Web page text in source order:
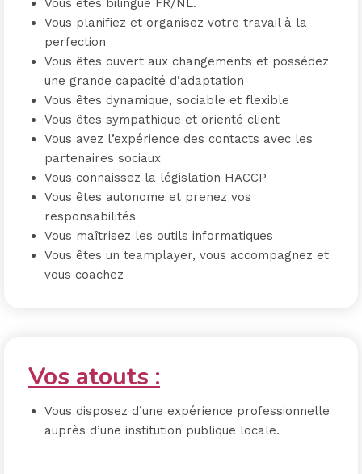
Vous êtes bilingue FR/NL.
Vous planifiez et organisez votre travail à la
perfection
Vous êtes ouvert aux changements et possédez
une grande capacité d’adaptation
Vous êtes dynamique, sociable et flexible
Vous êtes sympathique et orienté client
Vous avez l’expérience des contacts avec les
partenaires sociaux
Vous connaissez la législation HACCP
Vous êtes autonome et prenez vos
responsabilités
Vous maîtrisez les outils informatiques
Vous êtes un teamplayer, vous accompagnez et
vous coachez
Vos atouts :
Vous disposez d’une expérience professionnelle
auprès d’une institution publique locale.